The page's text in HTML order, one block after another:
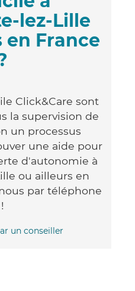
lez-Lille
France
Click&Care sont
la supervision de
un processus
une aide pour
d'autonomie à
ou ailleurs en
par téléphone
!
un conseiller